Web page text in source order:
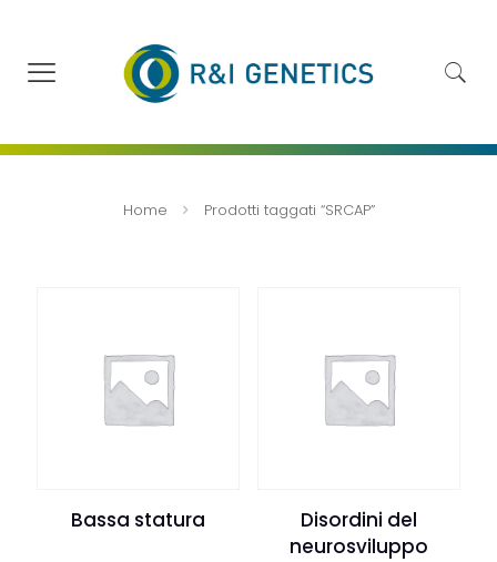
Home Prodotti taggati “SRCAP”
Bassa statura
Disordini del
neurosviluppo